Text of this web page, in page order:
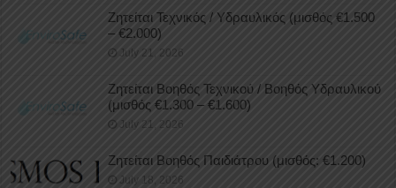
Ζητείται Τεχνικός / Υδραυλικός (μισθός €1.500
– €2.000)
July 21, 2026
Ζητείται Βοηθός Τεχνικού / Βοηθός Υδραυλικού
(μισθός €1.300 – €1.600)
July 21, 2026
Ζητείται Βοηθός Παιδιάτρου (μισθός: €1.200)
July 18, 2026